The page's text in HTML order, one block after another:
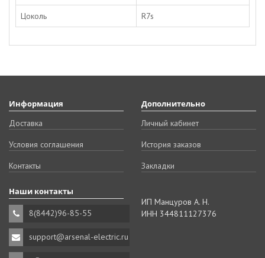
Цоколь R7s
Информация
Доставка
Условия соглашения
Контакты
Дополнительно
Личный кабинет
История заказов
Закладки
Наши контакты
8(8442)96-85-55
support@arsenal-electric.ru
ИП Манцуров А. Н.
ИНН 344811127376